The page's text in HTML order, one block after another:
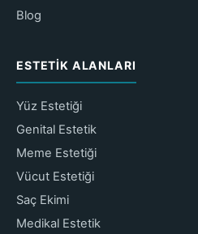
Blog
ESTETIK ALANLARI
Yüz Estetiği
Genital Estetik
Meme Estetiği
Vücut Estetiği
Saç Ekimi
Medikal Estetik